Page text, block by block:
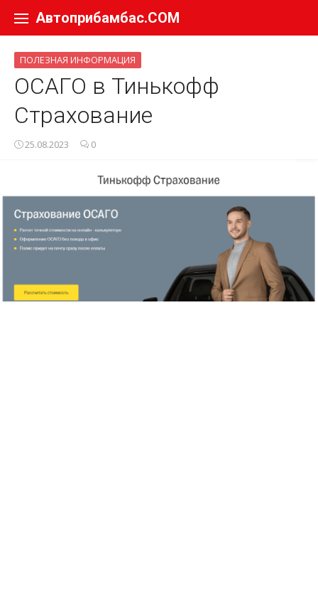
Автоприбамбас.COM
ПОЛЕЗНАЯ ИНФОРМАЦИЯ
ОСАГО в Тинькофф
Страхование
25.08.2023 0